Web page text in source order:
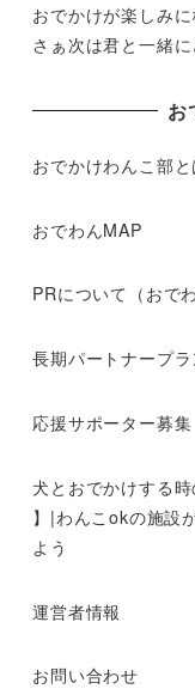
おでかけが楽しみ
さぁ次は君と一緒
お
おでかけわんこ部と
おでわんMAP
PRについて（おで
長期パートナープ
応援サポーター募集
犬とおでかけする
】|わんこokの施設
よう
運営者情報
お問い合わせ